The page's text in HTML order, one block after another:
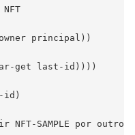
principal))
get last-id))))
id)
NFT-SAMPLE por outro